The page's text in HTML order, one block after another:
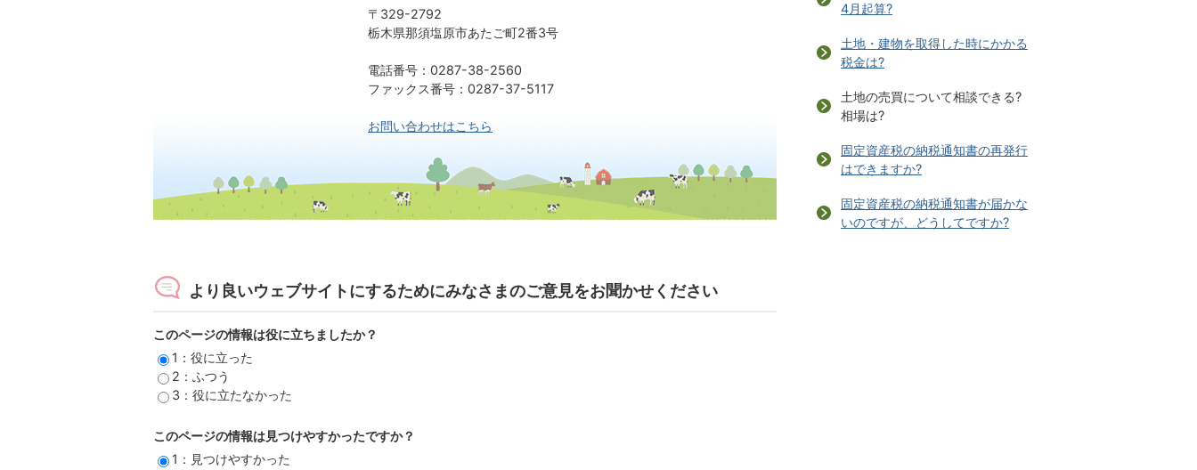
〒329-2792
栃木県那須塩原市あたご町2番3号
電話番号：0287-38-2560
ファックス番号：0287-37-5117​​​​​​​
お問い合わせはこちら
より良いウェブサイトにするためにみなさまのご意見をお聞かせください
このページの情報は役に立ちましたか？
1：役に立った
2：ふつう
3：役に立たなかった
このページの情報は見つけやすかったですか？
1：見つけやすかった
4月起算?
土地・建物を取得した時にかかる
税金は?
土地の売買について相談できる?
相場は?
固定資産税の納税通知書の再発行
はできますか?
固定資産税の納税通知書が届かな
いのですが、どうしてですか?